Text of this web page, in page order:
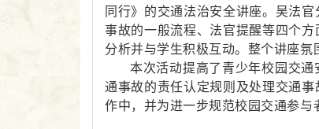
同行》的交通法治安全讲座。 吴法官
事故的一般流程、法官提醒等四个
分析并与学生积极互动。整个讲座氛
本次活动提高了 青少年校园交通
通事故的责任认定规则及处理交通
作中， 并为进一步规范校园交通参与